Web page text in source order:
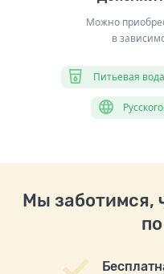
Можно
в
Питьевая вода
Мы заботимся,